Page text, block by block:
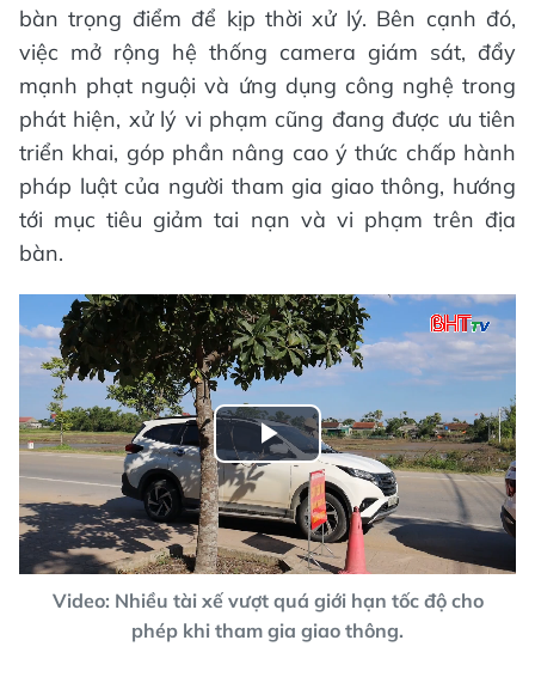
bàn trọng điểm để kịp thời xử lý. Bên cạnh đó,
việc mở rộng hệ thống camera giám sát, đẩy
mạnh phạt nguội và ứng dụng công nghệ trong
phát hiện, xử lý vi phạm cũng đang được ưu tiên
triển khai, góp phần nâng cao ý thức chấp hành
pháp luật của người tham gia giao thông, hướng
tới mục tiêu giảm tai nạn và vi phạm trên địa
bàn.​
Play
Video
Video: Nhiều tài xế vượt quá giới hạn tốc độ cho
phép khi tham gia giao thông.